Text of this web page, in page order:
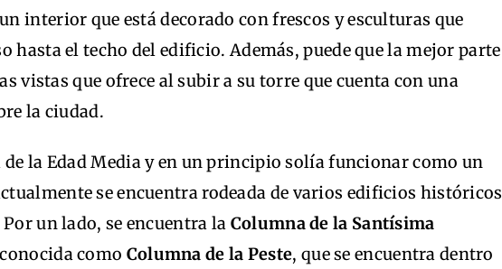
interior que está decorado con frescos y esculturas que
hasta el techo del edificio. Además, puede que la mejor parte
vistas que ofrece al subir a su torre que cuenta con una
la ciudad.
de la Edad Media y en un principio solía funcionar como un
se encuentra rodeada de varios edificios históricos
un lado, se encuentra la Columna de la Santísima
como Columna de la Peste, que se encuentra dentro